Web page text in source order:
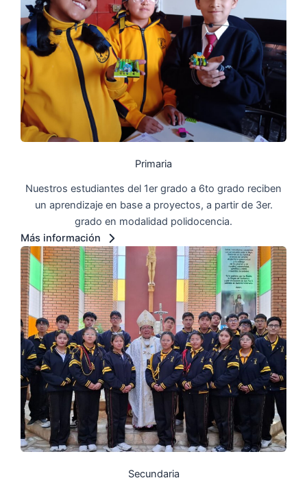
Primaria
Nuestros estudiantes del 1er grado a 6to grado reciben
un aprendizaje en base a proyectos, a partir de 3er.
grado en modalidad polidocencia.
Más información
Secundaria